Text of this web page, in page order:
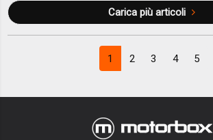
Carica più articoli
1 2 3 4 5